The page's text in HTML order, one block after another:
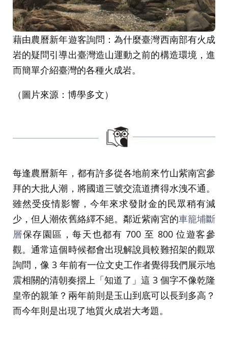
藉由農曆新年遊客詢問：為什麼臺灣西南部有火成
岩的疑問引導出臺灣造山運動之前的構造環境，進
而簡單介紹臺灣的各種火成岩。
（圖片來源：博學多文）
每逢農曆新年，都有許多從各地前來竹山紫南宮參
拜的大批人潮，將國道三號交流道擠得水洩不通。
雖然受疫情影響，今年來求發財金的民眾稍有減
少，但人潮依舊絡繹不絕。鄰近紫南宮的車籠埔斷
層保存園區，每天也都有 700 至 800 位遊客參
觀。通常這個時候都會出現解說員較難招架的觀眾
詢問，像 3 年前有一位文史工作者覺得我們展示地
震相關的清朝奏摺上「知道了」這 3 個字不像乾隆
皇帝的親筆？兩年前則是玉山到底可以長到多高？
而今年則是出現了地質火成岩大考題。